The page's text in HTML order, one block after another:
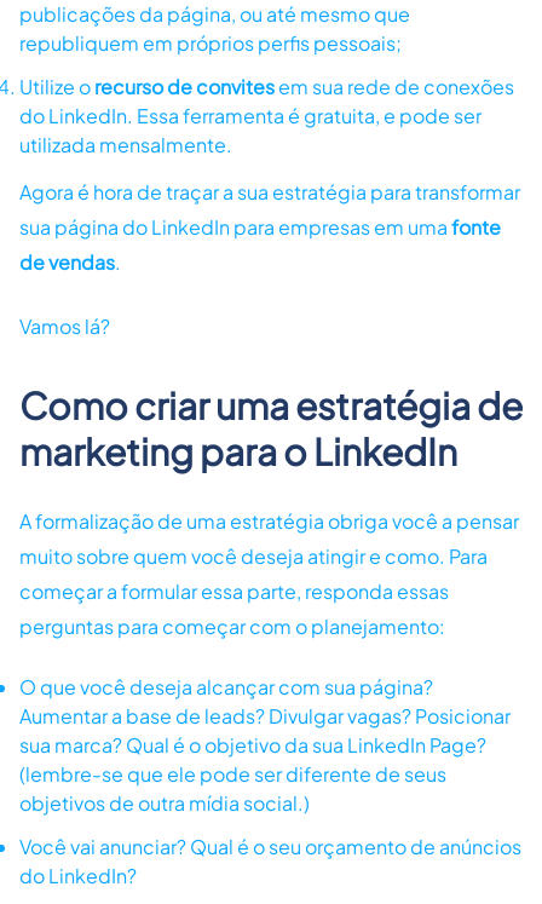
publicações da página, ou até mesmo que
republiquem em próprios perfis pessoais;
Utilize orecurso de convitesem sua rede de conexões
do LinkedIn. Essa ferramenta é gratuita, e pode ser
utilizada mensalmente.
Agora é hora de traçar a sua estratégia para transformar
sua página do LinkedIn para empresas em umafonte
de vendas.
Vamos lá?
Como criar uma estratégia de
marketing para o LinkedIn
A formalização de uma estratégia obriga você a pensar
muito sobre quem você deseja atingir e como. Para
começar a formular essa parte, responda essas
perguntas para começar com o planejamento:
O que você deseja alcançar com sua página?
Aumentar a base de leads? Divulgar vagas? Posicionar
sua marca? Qual é o objetivo da sua LinkedIn Page?
(lembre-se que ele pode ser diferente de seus
objetivos de outra mídia social.)
Você vai anunciar? Qual é o seu orçamento de anúncios
do LinkedIn?